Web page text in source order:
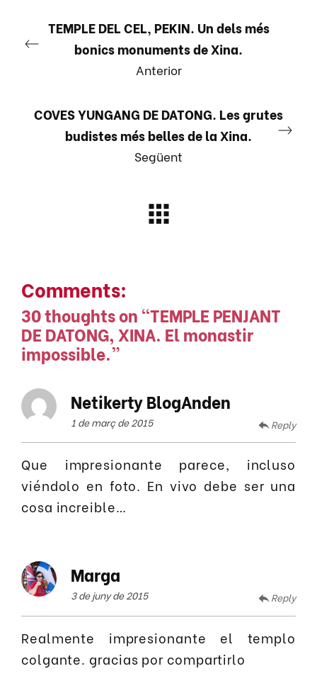
TEMPLE DEL CEL, PEKIN. Un dels més
bonics monuments de Xina.
Anterior
COVES YUNGANG DE DATONG. Les grutes
budistes més belles de la Xina.
Següent
Comments:
30 thoughts on “TEMPLE PENJANT
DE DATONG, XINA. El monastir
impossible.”
Netikerty BlogAnden
1 de març de 2015 Reply
Que impresionante parece, incluso
viéndolo en foto. En vivo debe ser una
cosa increible…
Marga
3 de juny de 2015 Reply
Realmente impresionante el templo
colgante. gracias por compartirlo